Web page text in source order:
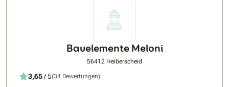
Bauelemente Meloni
56412 Heiberscheid
3,65/ 5(34 Bewertungen)